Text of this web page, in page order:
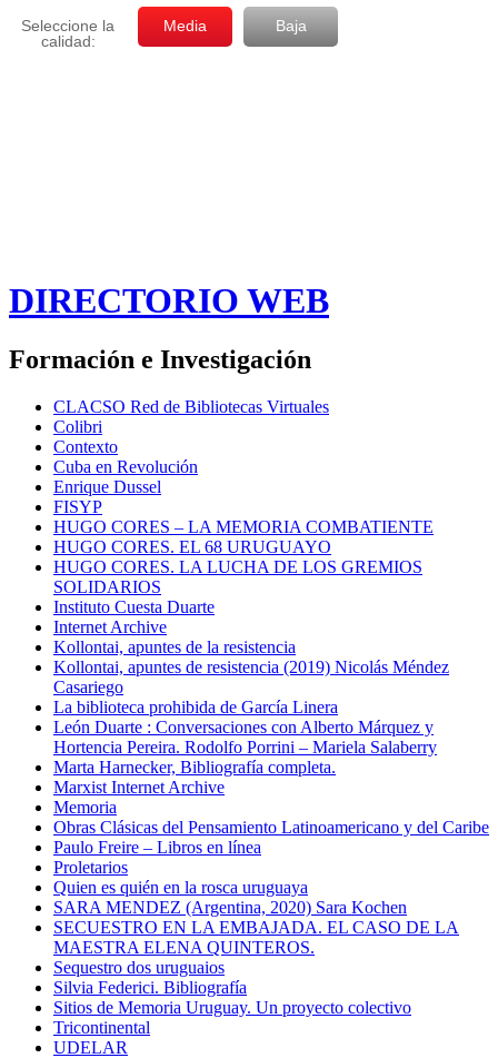
DIRECTORIO WEB
Formación e Investigación
CLACSO Red de Bibliotecas Virtuales
Colibri
Contexto
Cuba en Revolución
Enrique Dussel
FISYP
HUGO CORES – LA MEMORIA COMBATIENTE
HUGO CORES. EL 68 URUGUAYO
HUGO CORES. LA LUCHA DE LOS GREMIOS
SOLIDARIOS
Instituto Cuesta Duarte
Internet Archive
Kollontai, apuntes de la resistencia
Kollontai, apuntes de resistencia (2019) Nicolás Méndez
Casariego
La biblioteca prohibida de García Linera
León Duarte : Conversaciones con Alberto Márquez y
Hortencia Pereira. Rodolfo Porrini – Mariela Salaberry
Marta Harnecker, Bibliografía completa.
Marxist Internet Archive
Memoria
Obras Clásicas del Pensamiento Latinoamericano y del Caribe
Paulo Freire – Libros en línea
Proletarios
Quien es quién en la rosca uruguaya
SARA MENDEZ (Argentina, 2020) Sara Kochen
SECUESTRO EN LA EMBAJADA. EL CASO DE LA
MAESTRA ELENA QUINTEROS.
Sequestro dos uruguaios
Silvia Federici. Bibliografía
Sitios de Memoria Uruguay. Un proyecto colectivo
Tricontinental
UDELAR